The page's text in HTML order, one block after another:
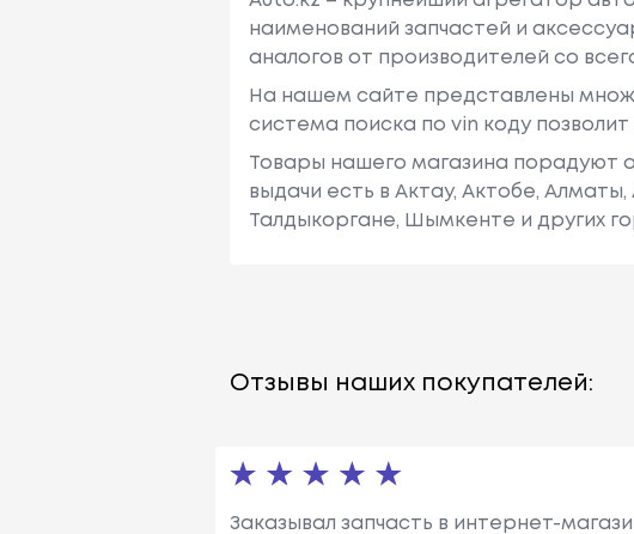
наименований запчастей и
аналогов от производителей со
На нашем сайте представлены
система поиска по vin коду
Товары нашего магазина порадуют
выдачи есть в Актау, Актобе,
Талдыкоргане, Шымкенте и других
Отзывы наших покупателей:
Заказывал запчасть в интернет-